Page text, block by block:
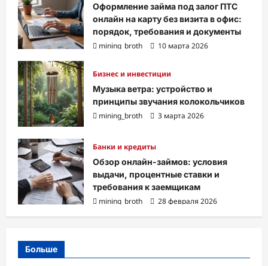
Оформление займа под залог ПТС
онлайн на карту без визита в офис:
порядок, требования и документы
mining_broth
10 марта 2026
Бизнес и инвестиции
Музыка ветра: устройство и
принципы звучания колокольчиков
mining_broth
3 марта 2026
Банки и кредиты
Обзор онлайн-займов: условия
выдачи, процентные ставки и
требования к заемщикам
mining_broth
28 февраля 2026
Больше